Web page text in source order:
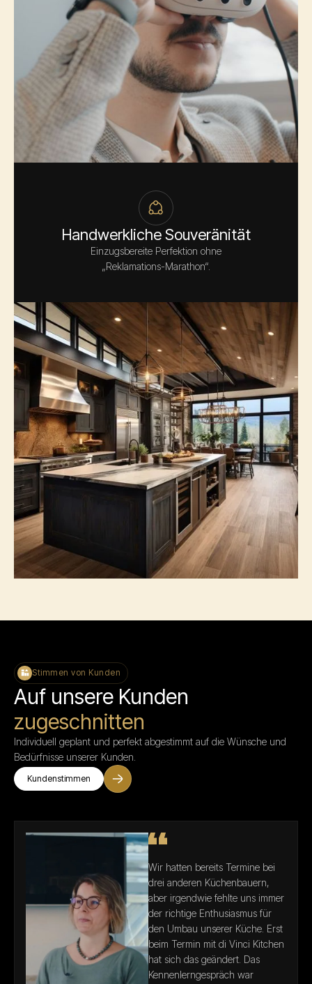
Handwerkliche Souveränität
Einzugsbereite Perfektion ohne
„Reklamations-Marathon“.
Stimmen von Kunden
Auf unsere Kunden
zugeschnitten
Individuell geplant und perfekt abgestimmt auf die Wünsche und
Bedürfnisse unserer Kunden.
Kundenstimmen
Wir hatten bereits Termine bei
drei anderen Küchenbauern,
aber irgendwie fehlte uns immer
der richtige Enthusiasmus für
den Umbau unserer Küche. Erst
beim Termin mit di Vinci Kitchen
hat sich das geändert. Das
Kennenlerngespräch war